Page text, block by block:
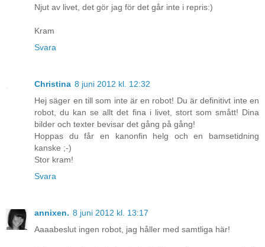
Njut av livet, det gör jag för det går inte i repris:)
Kram
Svara
Christina 8 juni 2012 kl. 12:32
Hej säger en till som inte är en robot! Du är definitivt inte en
robot, du kan se allt det fina i livet, stort som smått! Dina
bilder och texter bevisar det gång på gång!
Hoppas du får en kanonfin helg och en bamsetidning
kanske ;-)
Stor kram!
Svara
annixen. 8 juni 2012 kl. 13:17
Aaaabeslut ingen robot, jag håller med samtliga här!